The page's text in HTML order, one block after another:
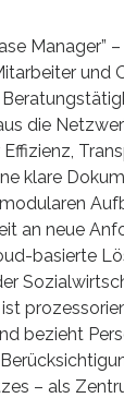
Manager”
und
die
klare
an neue
basierte
bezieht
– als